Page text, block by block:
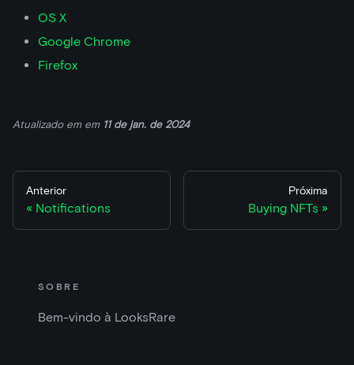
OS X
Google Chrome
Firefox
Atualizado emem 11 de jan. de 2024
Anterior
Notifications
Próxima
Buying NFTs
SOBRE
Bem-vindo à LooksRare